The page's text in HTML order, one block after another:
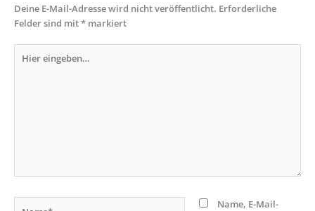
Deine E-Mail-Adresse wird nicht veröffentlicht. Erforderliche
Felder sind mit* markiert
eingeben…
Name, E-Mail-